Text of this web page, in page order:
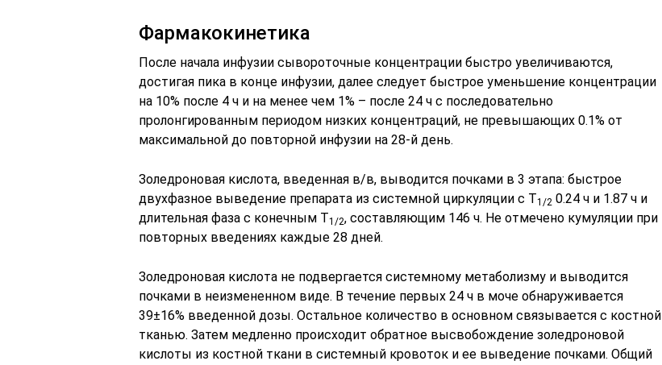
Фармакокинетика
После начала инфузии сывороточные концентрации быстро увеличиваются,
достигая пика в конце инфузии, далее следует быстрое уменьшение концентрации
на 10% после 4 ч и на менее чем 1% – после 24 ч с последовательно
пролонгированным периодом низких концентраций, не превышающих 0.1% от
максимальной до повторной инфузии на 28-й день.
Золедроновая кислота, введенная в/в, выводится почками в 3 этапа: быстрое
двухфазное выведение препарата из системной циркуляции с T1/2 0.24 ч и 1.87 ч и
длительная фаза с конечным T1/2, составляющим 146 ч. Не отмечено кумуляции при
повторных введениях каждые 28 дней.
Золедроновая кислота не подвергается системному метаболизму и выводится
почками в неизмененном виде. В течение первых 24 ч в моче обнаруживается
39±16% введенной дозы. Остальное количество в основном связывается с костной
тканью. Затем медленно происходит обратное высвобождение золедроновой
кислоты из костной ткани в системный кровоток и ее выведение почками. Общий